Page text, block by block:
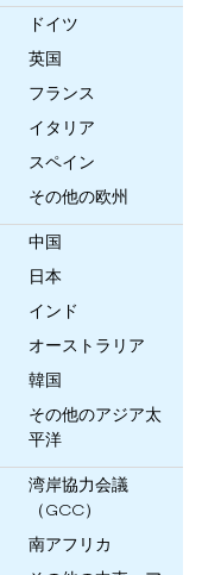
ドイツ
英国
フランス
イタリア
スペイン
その他の欧州
中国
日本
インド
オーストラリア
韓国
その他のアジア太
平洋
湾岸協力会議
（GCC）
南アフリカ